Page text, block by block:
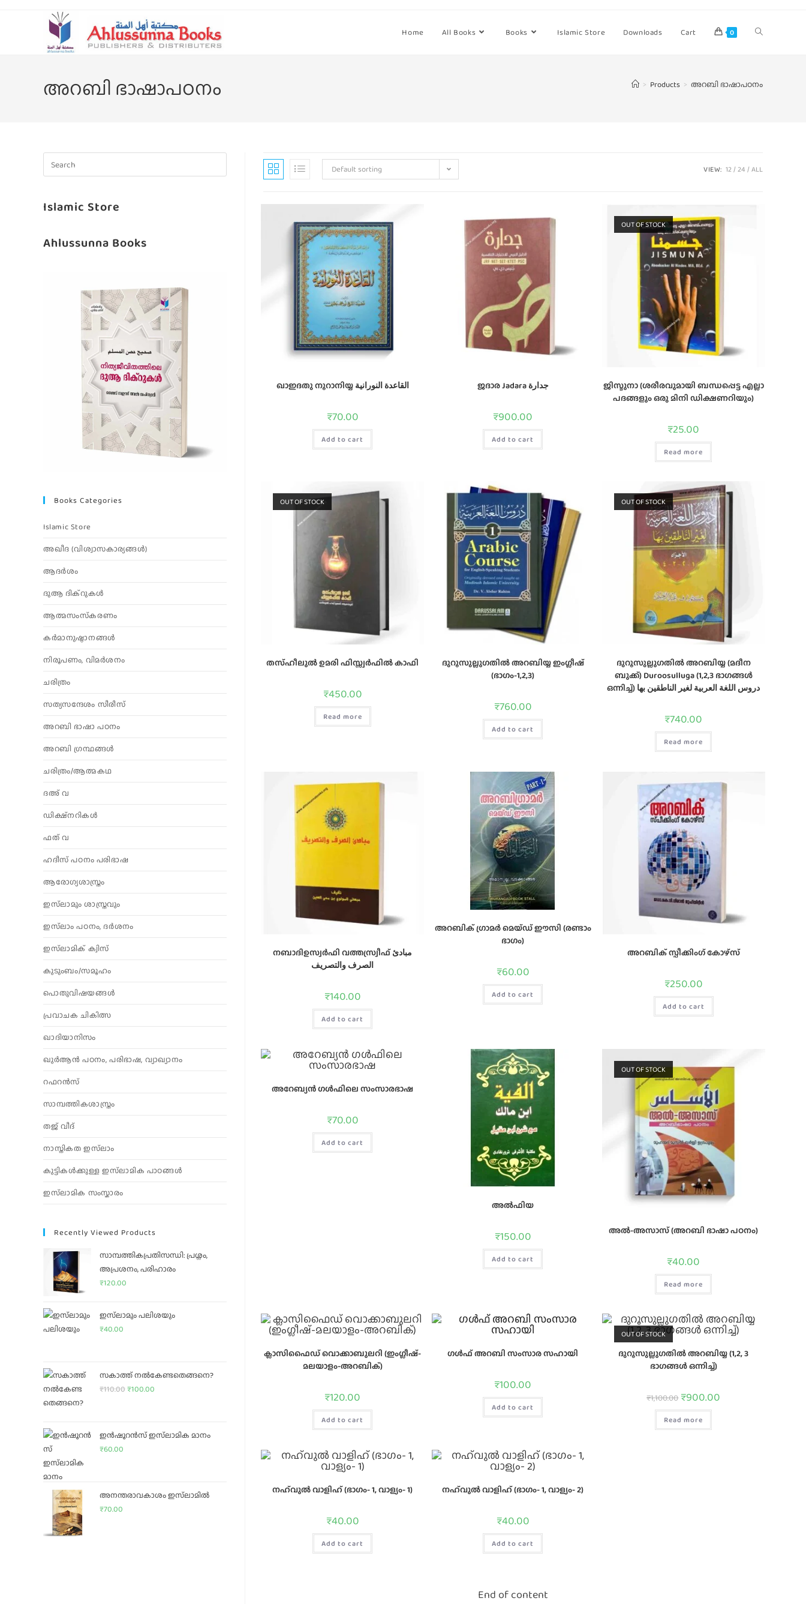
Home All Books Books Islamic Store Downloads Cart 0
അറബി ഭാഷാപഠനം > Products > അറബി ഭാഷാപഠനം
Default sorting VIEW: 12 24 ALL
ഖാഇദതു നൂറാനിയ്യ القاعدة النورانية
₹70.00
Add to cart
ജദാര Jadara جدارة
₹900.00
Add to cart
OUT OF STOCK
ജിസ്മുനാ (ശരീരവുമായി ബന്ധപ്പെട്ട എല്ലാ
പദങ്ങളും ഒരു മിനി ഡിക്ഷണറിയും)
₹25.00
Read more
OUT OF STOCK
തസ്ഹീലുൽ ഉമരി ഫിസ്സ്വർഫിൽ കാഫി
₹450.00
Read more
ദുറൂസുല്ലുഗതില്‍ അറബിയ്യ ഇംഗ്ലീഷ്
(ഭാഗം-1,2,3)
₹760.00
Add to cart
OUT OF STOCK
ദുറൂസുല്ലുഗതിൽ അറബിയ്യ (മദീന
ബുക്ക്) Duroosulluga (1,2,3 ഭാഗങ്ങൾ
ഒന്നിച്ച്) دروس اللغة العربية لغير الناطقين بها
₹740.00
Read more
നബാദിഉസ്വർഫി വത്തസ്വ്രീഫ് مبادئ
الصرف والتصريف
₹140.00
Add to cart
അറബിക്‌ ഗ്രാമര്‍ മെയ്‌ഡ്‌ ഈസി (രണ്ടാം
ഭാഗം)
₹60.00
Add to cart
അറബിക് സ്പീക്കിംഗ് കോഴ്സ്
₹250.00
Add to cart
അറേബ്യൻ ഗൾഫിലെ സംസാരഭാഷ
₹70.00
Add to cart
അല്‍ഫിയ
₹150.00
Add to cart
OUT OF STOCK
അൽ-അസാസ് (അറബി ഭാഷാ പഠനം)
₹40.00
Read more
ക്ലാസിഫൈഡ്‌ വൊക്കാബുലറി (ഇംഗ്ലീഷ്‌-
മലയാളം-അറബിക്‌)
₹120.00
Add to cart
ഗൾഫ് അറബി സംസാര സഹായി
₹100.00
Add to cart
OUT OF STOCK
ദുറൂസുല്ലുഗതില്‍ അറബിയ്യ (1,2, 3
ഭാഗങ്ങള്‍ ഒന്നിച്ച്)
₹1,100.00 ₹900.00
Read more
നഹ്‌വുല്‍ വാളിഹ്‌ (ഭാഗം- 1, വാള്യം- 1)
₹40.00
Add to cart
നഹ്‌വുല്‍ വാളിഹ്‌ (ഭാഗം- 1, വാള്യം- 2)
₹40.00
Add to cart
End of content
Islamic Store
Ahlussunna Books
Books Categories
Islamic Store
അഖീദ (വിശ്വാസകാര്യങ്ങള്‍)
ആദര്‍ശം
ദുആ ദിക്റുകൾ
ആത്മസംസ്‌കരണം
കര്‍മാനുഷ്ഠാനങ്ങള്‍
നിരൂപണം, വിമര്‍ശനം
ചരിത്രം
സത്യസന്ദേശം സീരീസ്
അറബി ഭാഷാ പഠനം
അറബി ഗ്രന്ഥങ്ങൾ
ചരിത്രം/ആത്മകഥ
ദഅ് വ
ഡിക്ഷ്നറികൾ
ഫത് വ
ഹദീസ് പഠനം പരിഭാഷ
ആരോഗ്യശാസ്ത്രം
ഇസ്‌ലാമും ശാസ്ത്രവും
ഇസ്‌ലാം പഠനം, ദർശനം
ഇസ്‌ലാമിക് ക്വിസ്
കുടുംബം/സമൂഹം
പൊതുവിഷയങ്ങൾ
പ്രവാചക ചികിത്സ
ഖാദിയാനിസം
ഖുർആൻ പഠനം, പരിഭാഷ, വ്യാഖ്യാനം
റഫറൻസ്
സാമ്പത്തികശാസ്ത്രം
തജ് വീദ്
നാസ്തികത ഇസ്‌ലാം
കുട്ടികൾക്കുള്ള ഇസ്‌ലാമിക പാഠങ്ങൾ
ഇസ്‌ലാമിക സംസ്കാരം
Recently Viewed Products
സാമ്പത്തികപ്രതിസന്ധി: പ്രശ്നം,
അപ്രശനം, പരിഹാരം
₹120.00
ഇസ്‌ലാമും പലിശയും
₹40.00
സകാത്ത് നൽകേണ്ടതെങ്ങനെ?
₹110.00₹100.00
ഇൻഷൂറൻസ് ഇസ്‌ലാമിക മാനം
₹60.00
അനന്തരാവകാശം ഇസ്‌ലാമില്‍
₹70.00